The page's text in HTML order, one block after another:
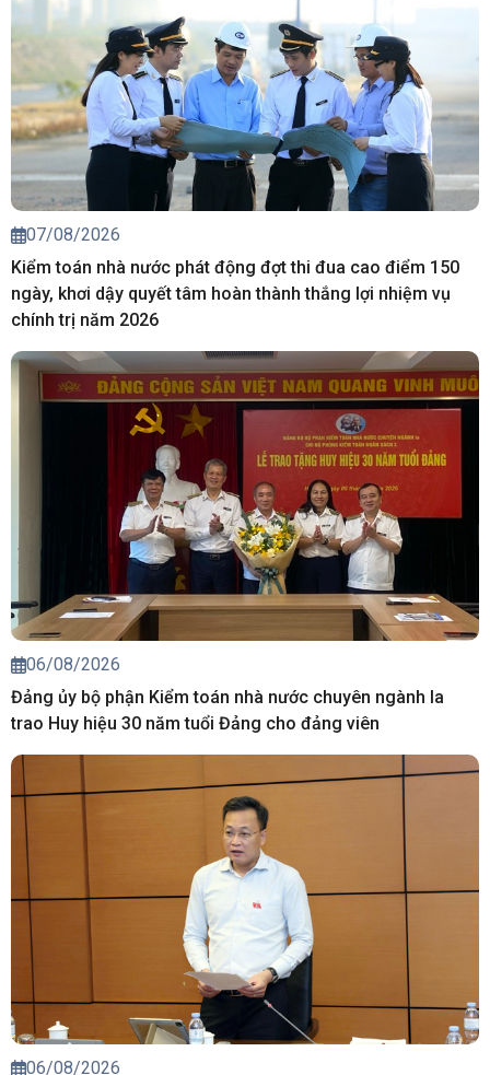
07/08/2026
Kiểm toán nhà nước phát động đợt thi đua cao điểm 150
ngày, khơi dậy quyết tâm hoàn thành thắng lợi nhiệm vụ
chính trị năm 2026
06/08/2026
Đảng ủy bộ phận Kiểm toán nhà nước chuyên ngành Ia
trao Huy hiệu 30 năm tuổi Đảng cho đảng viên
06/08/2026